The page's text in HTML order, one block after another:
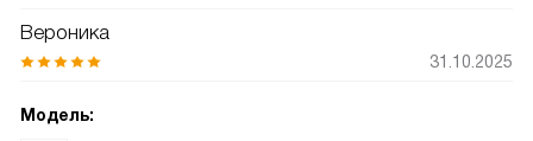
Вероника
31.10.2025
Модель: